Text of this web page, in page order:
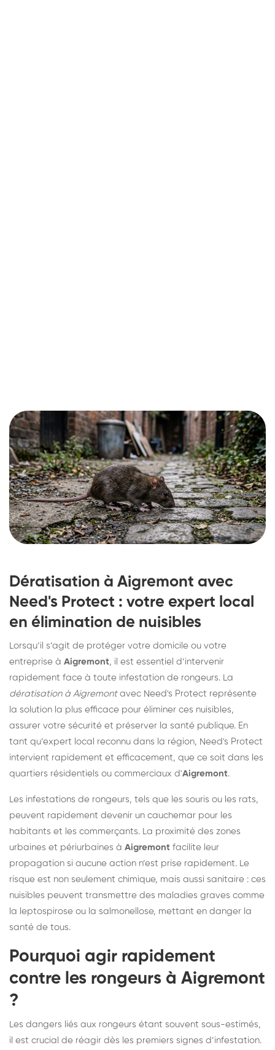
Dératisation à Aigremont avec
Need's Protect : votre expert local
en élimination de nuisibles
Lorsqu’il s’agit de protéger votre domicile ou votre
entreprise à Aigremont, il est essentiel d’intervenir
rapidement face à toute infestation de rongeurs. La
dératisation à Aigremontavec Need's Protect représente
la solution la plus efficace pour éliminer ces nuisibles,
assurer votre sécurité et préserver la santé publique. En
tant qu’expert local reconnu dans la région, Need's Protect
intervient rapidement et efficacement, que ce soit dans les
quartiers résidentiels ou commerciaux d'Aigremont.
Les infestations de rongeurs, tels que les souris ou les rats,
peuvent rapidement devenir un cauchemar pour les
habitants et les commerçants. La proximité des zones
urbaines et périurbaines à Aigremont facilite leur
propagation si aucune action n’est prise rapidement. Le
risque est non seulement chimique, mais aussi sanitaire : ces
nuisibles peuvent transmettre des maladies graves comme
la leptospirose ou la salmonellose, mettant en danger la
santé de tous.
Pourquoi agir rapidement
contre les rongeurs à Aigremont
?
Les dangers liés aux rongeurs étant souvent sous-estimés,
il est crucial de réagir dès les premiers signes d’infestation.